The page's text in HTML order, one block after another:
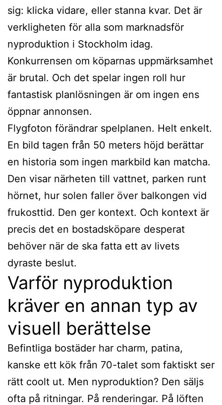
sig: klicka vidare, eller stanna kvar. Det är
verkligheten för alla som marknadsför
nyproduktion i Stockholm idag.
Konkurrensen om köparnas uppmärksamhet
är brutal. Och det spelar ingen roll hur
fantastisk planlösningen är om ingen ens
öppnar annonsen.
Flygfoton förändrar spelplanen. Helt enkelt.
En bild tagen från 50 meters höjd berättar
en historia som ingen markbild kan matcha.
Den visar närheten till vattnet, parken runt
hörnet, hur solen faller över balkongen vid
frukosttid. Den ger kontext. Och kontext är
precis det en bostadsköpare desperat
behöver när de ska fatta ett av livets
dyraste beslut.
Varför nyproduktion
kräver en annan typ av
visuell berättelse
Befintliga bostäder har charm, patina,
kanske ett kök från 70-talet som faktiskt ser
rätt coolt ut. Men nyproduktion? Den säljs
ofta på ritningar. På renderingar. På löften